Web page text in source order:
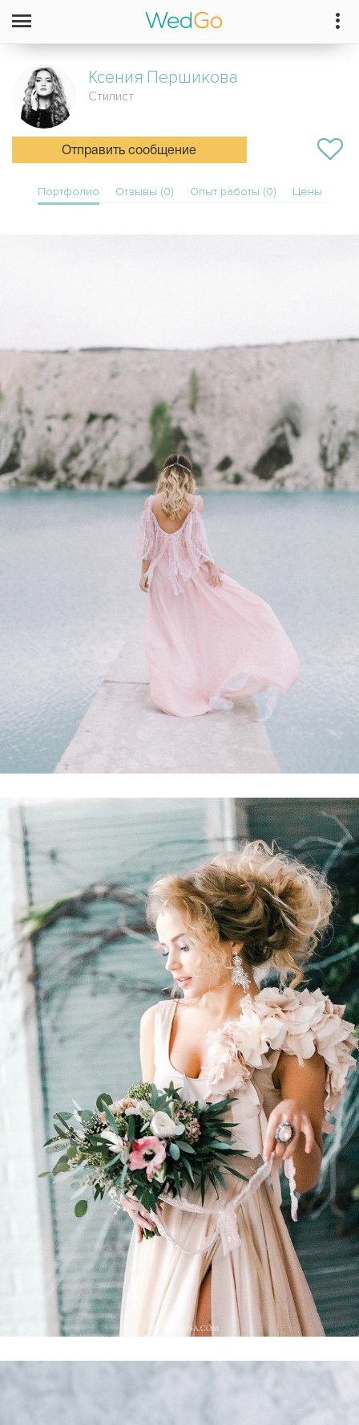
Ксения Першикова
Стилист
Отправить сообщение
Портфолио Отзывы (0) Опыт работы (0) Цены